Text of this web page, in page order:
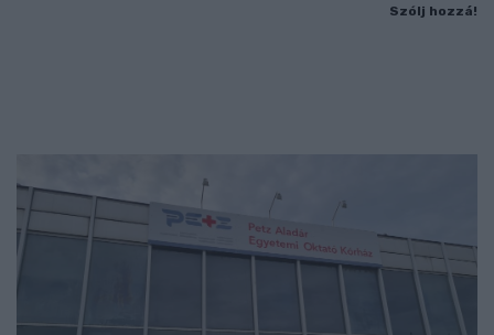
Szólj hozzá!